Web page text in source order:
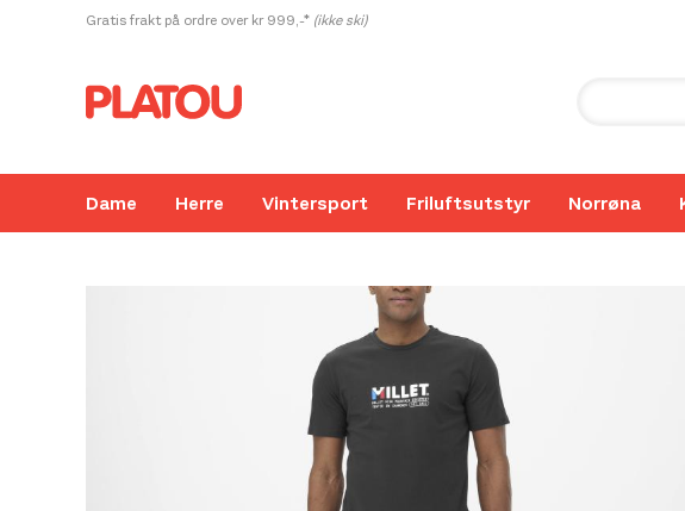
Gratis frakt på ordre over kr 999,-* (ikke ski)
Dame Herre Vintersport Friluftsutstyr Norrøna